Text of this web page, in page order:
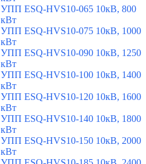
УПП ESQ-HVS10-065 10кВ, 800
кВт
УПП ESQ-HVS10-075 10кВ, 1000
кВт
УПП ESQ-HVS10-090 10кВ, 1250
кВт
УПП ESQ-HVS10-100 10кВ, 1400
кВт
УПП ESQ-HVS10-120 10кВ, 1600
кВт
УПП ESQ-HVS10-140 10кВ, 1800
кВт
УПП ESQ-HVS10-150 10кВ, 2000
кВт